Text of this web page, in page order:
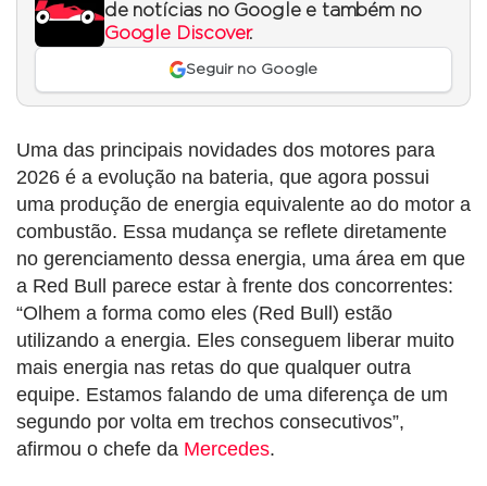
de notícias no Google e também no
Google Discover.
Seguir no Google
Uma das principais novidades dos motores para
2026 é a evolução na bateria, que agora possui
uma produção de energia equivalente ao do motor a
combustão. Essa mudança se reflete diretamente
no gerenciamento dessa energia, uma área em que
a Red Bull parece estar à frente dos concorrentes:
“Olhem a forma como eles (Red Bull) estão
utilizando a energia. Eles conseguem liberar muito
mais energia nas retas do que qualquer outra
equipe. Estamos falando de uma diferença de um
segundo por volta em trechos consecutivos”,
afirmou o chefe da Mercedes.